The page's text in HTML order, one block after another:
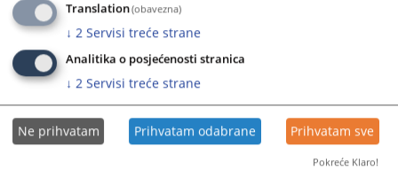
Translation(obavezna)
↓ 2 Servisi treće strane
Analitika o posjećenosti stranica
↓ 2 Servisi treće strane
Ne prihvatam Prihvatam odabrane Prihvatam sve
Pokreće Klaro!